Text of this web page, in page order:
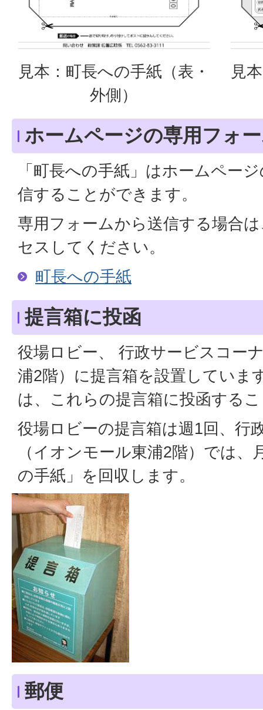
見本：町長への手紙（表・
外側）
見
ホームページの専用フォ
「町長への手紙」はホームペー
信することができます。
専用フォームから送信する場合
セスしてください。
町長への手紙
提言箱に投函
役場ロビー、 行政サービスコー
浦2階）に提言箱を設置していま
は、これらの提言箱に投函する
役場ロビーの提言箱は週1回、行
（イオンモール東浦2階）では、
の手紙」を回収します。
郵便